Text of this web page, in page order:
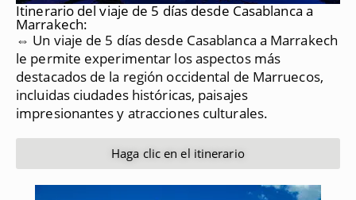
Itinerario del viaje de 5 días desde Casablanca a
Marrakech:
⇔ Un viaje de 5 días desde Casablanca a Marrakech
le permite experimentar los aspectos más
destacados de la región occidental de Marruecos,
incluidas ciudades históricas, paisajes
impresionantes y atracciones culturales.
Haga clic en el itinerario